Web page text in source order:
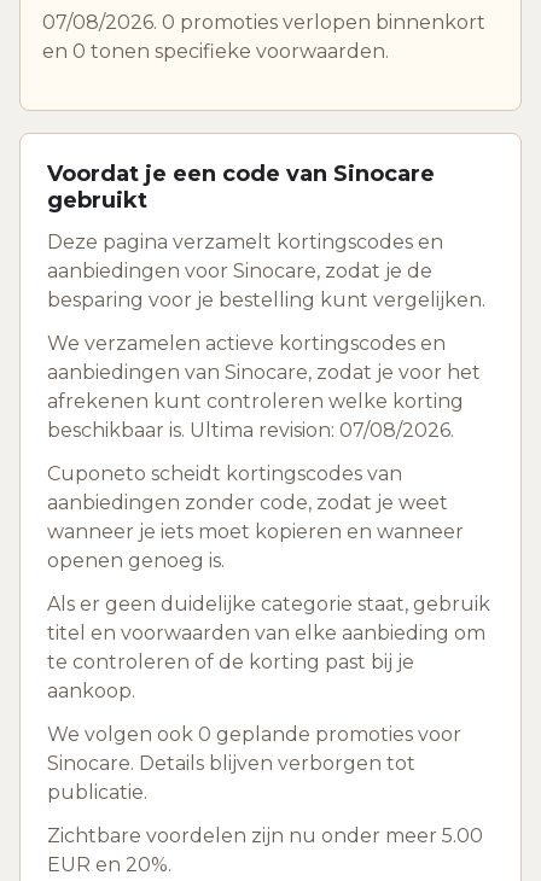
07/08/2026. 0 promoties verlopen binnenkort
en 0 tonen specifieke voorwaarden.
Voordat je een code van Sinocare
gebruikt
Deze pagina verzamelt kortingscodes en
aanbiedingen voor Sinocare, zodat je de
besparing voor je bestelling kunt vergelijken.
We verzamelen actieve kortingscodes en
aanbiedingen van Sinocare, zodat je voor het
afrekenen kunt controleren welke korting
beschikbaar is. Ultima revision: 07/08/2026.
Cuponeto scheidt kortingscodes van
aanbiedingen zonder code, zodat je weet
wanneer je iets moet kopieren en wanneer
openen genoeg is.
Als er geen duidelijke categorie staat, gebruik
titel en voorwaarden van elke aanbieding om
te controleren of de korting past bij je
aankoop.
We volgen ook 0 geplande promoties voor
Sinocare. Details blijven verborgen tot
publicatie.
Zichtbare voordelen zijn nu onder meer 5.00
EUR en 20%.